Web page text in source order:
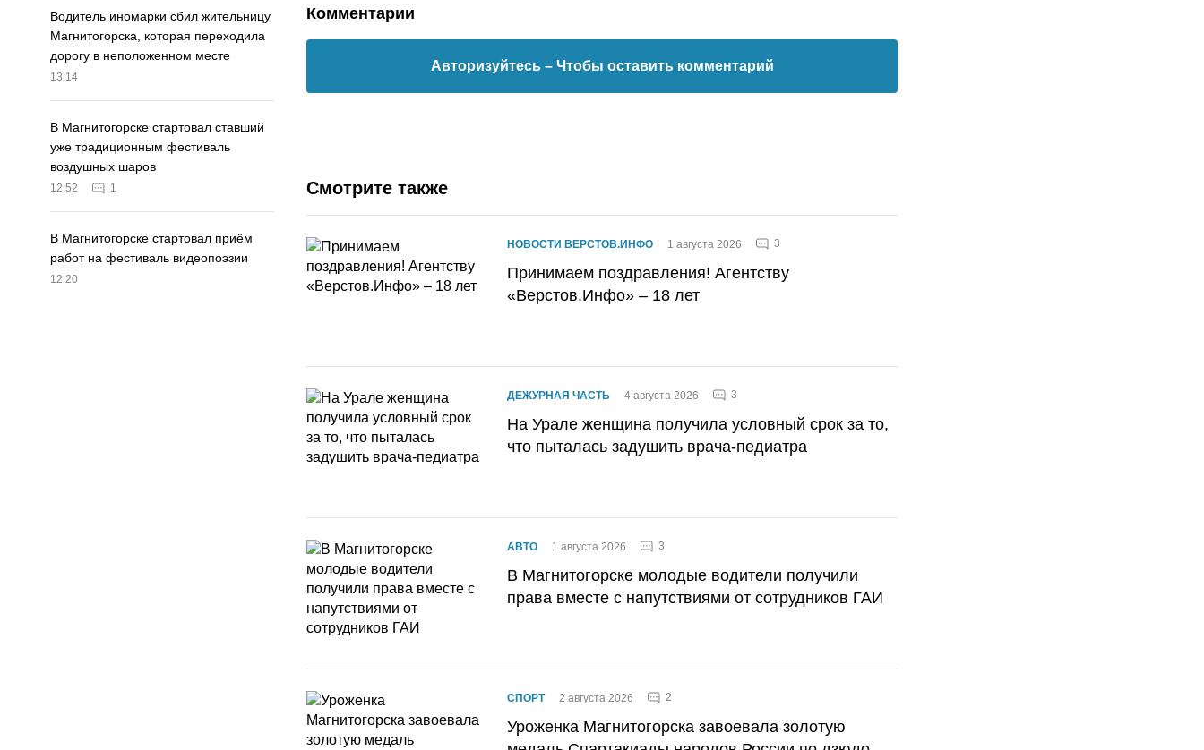
Водитель иномарки сбил жительницу
Магнитогорска, которая переходила
дорогу в неположенном месте
13:14
В Магнитогорске стартовал ставший
уже традиционным фестиваль
воздушных шаров
12:52 1
В Магнитогорске стартовал приём
работ на фестиваль видеопоэзии
12:20
Комментарии
Авторизуйтесь – Чтобы оставить комментарий
Смотрите также
НОВОСТИ ВЕРСТОВ.ИНФО 1 августа 2026 3
Принимаем поздравления! Агентству
«Верстов.Инфо» – 18 лет
ДЕЖУРНАЯ ЧАСТЬ 4 августа 2026 3
На Урале женщина получила условный срок за то,
что пыталась задушить врача-педиатра
АВТО 1 августа 2026 3
В Магнитогорске молодые водители получили
права вместе с напутствиями от сотрудников ГАИ
СПОРТ 2 августа 2026 2
Уроженка Магнитогорска завоевала золотую